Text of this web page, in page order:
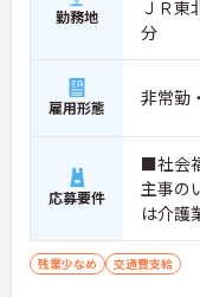
勤務地
ＪＲ東
分
雇用形態 非常勤
応募要件
■社会
主事の
は介護
残業少なめ 交通費支給